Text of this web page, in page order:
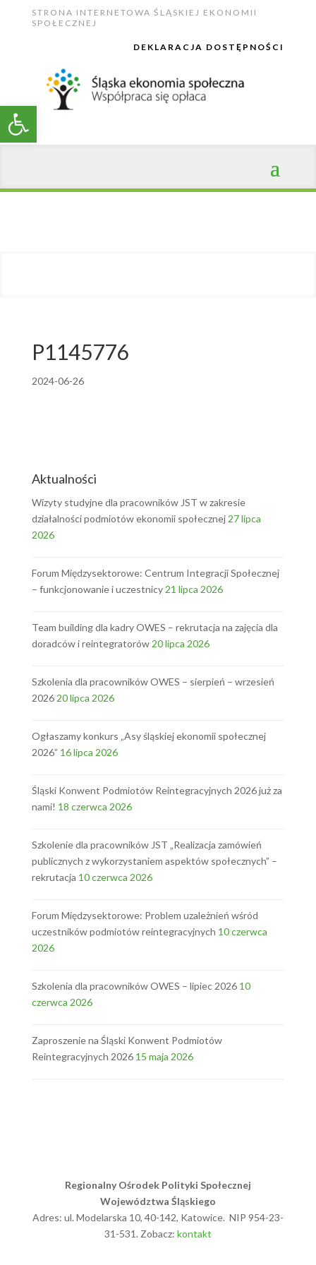
STRONA INTERNETOWA ŚLĄSKIEJ EKONOMII
SPOŁECZNEJ
DEKLARACJA DOSTĘPNOŚCI
P1145776
2024-06-26
Aktualności
Wizyty studyjne dla pracowników JST w zakresie
działalności podmiotów ekonomii społecznej 27 lipca
2026
Forum Międzysektorowe: Centrum Integracji Społecznej
– funkcjonowanie i uczestnicy 21 lipca 2026
Team building dla kadry OWES – rekrutacja na zajęcia dla
doradców i reintegratorów 20 lipca 2026
Szkolenia dla pracowników OWES – sierpień – wrzesień
2026 20 lipca 2026
Ogłaszamy konkurs „Asy śląskiej ekonomii społecznej
2026” 16 lipca 2026
Śląski Konwent Podmiotów Reintegracyjnych 2026 już za
nami! 18 czerwca 2026
Szkolenie dla pracowników JST „Realizacja zamówień
publicznych z wykorzystaniem aspektów społecznych” –
rekrutacja 10 czerwca 2026
Forum Międzysektorowe: Problem uzależnień wśród
uczestników podmiotów reintegracyjnych 10 czerwca
2026
Szkolenia dla pracowników OWES – lipiec 2026 10
czerwca 2026
Zaproszenie na Śląski Konwent Podmiotów
Reintegracyjnych 2026 15 maja 2026
Regionalny Ośrodek Polityki Społecznej
Województwa Śląskiego
Adres: ul. Modelarska 10, 40-142, Katowice. NIP 954-23-
31-531. Zobacz: kontakt
Open toolbar